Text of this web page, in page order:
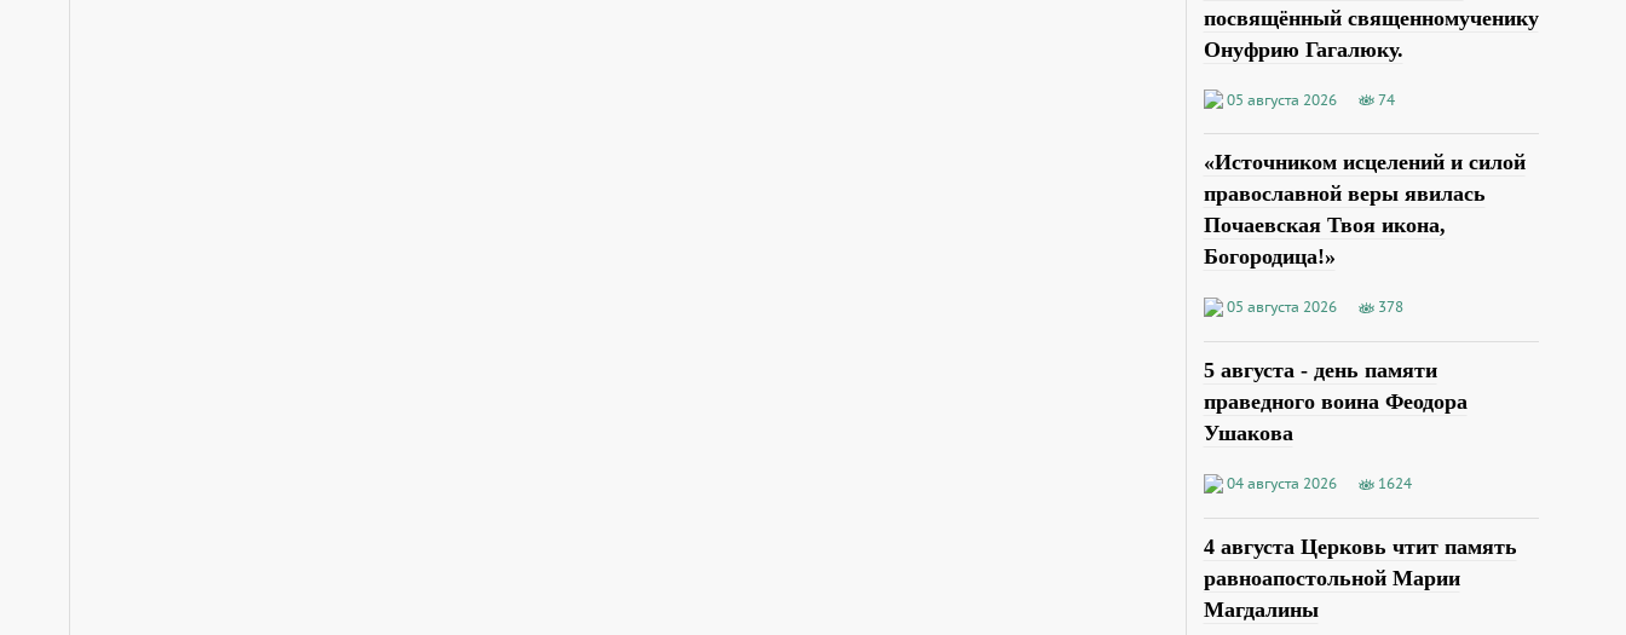
посвящённый священномученику
Онуфрию Гагалюку.
05 августа 2026 74
«Источником исцелений и силой
православной веры явилась
Почаевская Твоя икона,
Богородица!»
05 августа 2026 378
5 августа - день памяти
праведного воина Феодора
Ушакова
04 августа 2026 1624
4 августа Церковь чтит память
равноапостольной Марии
Магдалины